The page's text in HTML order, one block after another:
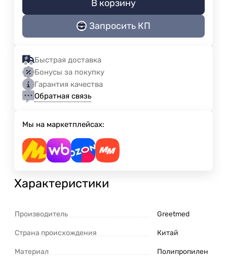
В корзину
Запросить КП
Быстрая доставка
Бонусы за покупку
Гарантия качества
Обратная связь
Мы на маркетплейсах:
Характеристики
Производитель Greetmed
Страна происхождения Китай
Материал Полипропилен